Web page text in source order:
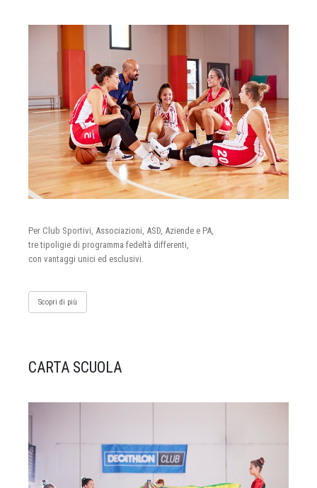
Per Club Sportivi, Associazioni, ASD, Aziende e PA,
tre tipoligie di programma fedeltà differenti,
con vantaggi unici ed esclusivi.
Scopri di più
CARTA SCUOLA